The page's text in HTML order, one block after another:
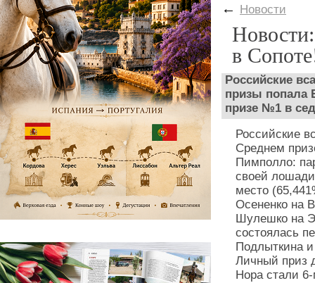
← Новости
в
Российские
призы попала
призе №1 в
Российские
Среднем
Пимполло:
своей
место
Осененко на
Шулешко на
состоялась
Подлыткина
Личный приз
Нора стали